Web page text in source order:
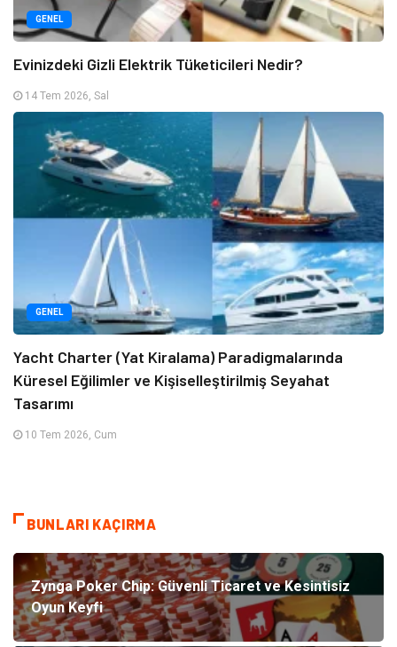
GENEL
Evinizdeki Gizli Elektrik Tüketicileri Nedir?
14 Tem 2026, Sal
GENEL
Yacht Charter (Yat Kiralama) Paradigmalarında
Küresel Eğilimler ve Kişiselleştirilmiş Seyahat
Tasarımı
10 Tem 2026, Cum
BUNLARI KAÇIRMA
Zynga Poker Chip: Güvenli Ticaret ve Kesintisiz
Oyun Keyfi